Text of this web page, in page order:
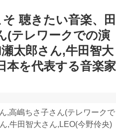
聴きたい音楽、田
(テレワークでの演
太郎さん,牛田智大
本を代表する音楽家
,高嶋ちさ子さん(テレワークで
,牛田智大さん,LEO(今野伶央)